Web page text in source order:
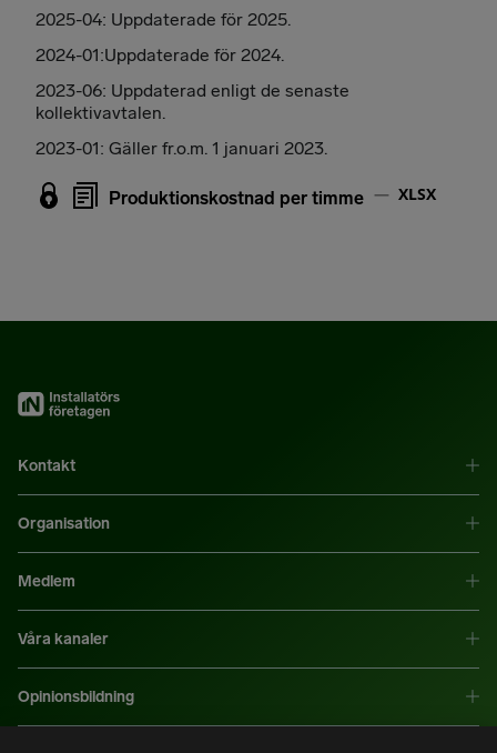
2025-04: Uppdaterade för 2025.
2024-01:Uppdaterade för 2024.
2023-06: Uppdaterad enligt de senaste
kollektivavtalen.
2023-01: Gäller fr.o.m. 1 januari 2023.
Produktionskostnad per timme XLSX
Kontakt
Organisation
Medlem
Våra kanaler
Opinionsbildning